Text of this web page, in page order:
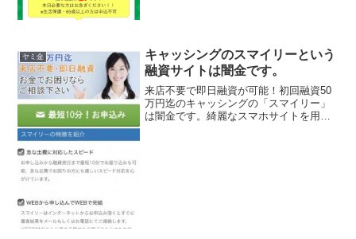
ヤミ金
キャッシングのスマイリーという
融資サイトは闇金です。
来店不要で即日融資が可能！初回融資50
万円迄のキャッシングの「スマイリー」
は闇金です。綺麗なスマホサイトを用意